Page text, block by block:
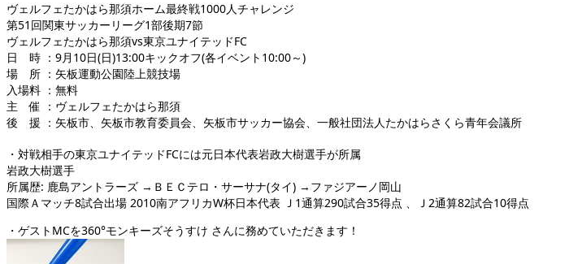
ヴェルフェたかはら那須ホーム最終戦1000人チャレンジ
第51回関東サッカーリーグ1部後期7節
ヴェルフェたかはら那須vs東京ユナイテッドFC
日 時 ：9月10日(日)13:00キックオフ(各イベント10:00～)
場 所 ：矢板運動公園陸上競技場
入場料 ：無料
主 催 ：ヴェルフェたかはら那須
後 援 ：矢板市、矢板市教育委員会、矢板市サッカー協会、一般社団法人たかはらさくら青年会議所
・対戦相手の東京ユナイテッドFCには元日本代表岩政大樹選手が所属
岩政大樹選手
所属歴: 鹿島アントラーズ →ＢＥＣテロ・サーサナ(タイ) →ファジアーノ岡山
国際Ａマッチ8試合出場 2010南アフリカW杯日本代表 Ｊ1通算290試合35得点 、Ｊ2通算82試合10得点
・ゲストMCを360°モンキーズそうすけ さんに務めていただきます！